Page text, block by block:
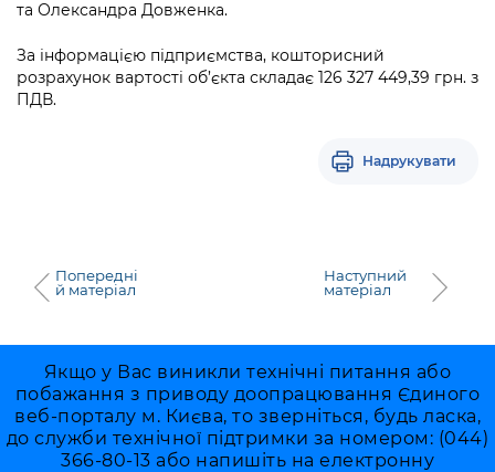
та Олександра Довженка.
За інформацією підприємства, кошторисний
розрахунок вартості об’єкта складає 126 327 449,39 грн. з
ПДВ.
Надрукувати
Попередні
й матеріал
Наступний
матеріал
Якщо у Вас виникли технічні питання або
побажання з приводу доопрацювання Єдиного
веб-порталу м. Києва, то зверніться, будь ласка,
до служби технічної підтримки за номером: (044)
366-80-13 або напишіть на електронну